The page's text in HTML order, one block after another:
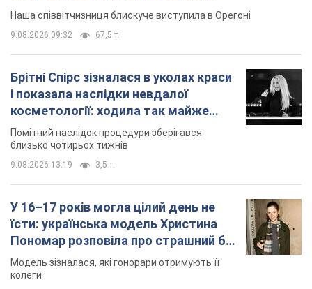
Наша співвітчизниця блискуче виступила в Орегоні
9.08.2026 09:32 67,5 т.
Брітні Спірс зізналася в уколах краси
і показала наслідки невдалої
косметології: ходила так майже
місяць
Помітний наслідок процедури зберігався
близько чотирьох тижнів
9.08.2026 13:19 3,5 т.
У 16–17 років могла цілий день не
їсти: українська модель Христина
Пономар розповіла про страшний бік
модельної кар’єри
Модель зізналася, які гонорари отримують її
колеги